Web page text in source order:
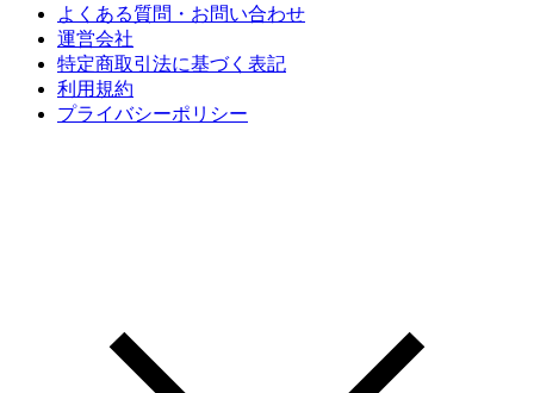
よくある質問・お問い合わせ
運営会社
特定商取引法に基づく表記
利用規約
プライバシーポリシー